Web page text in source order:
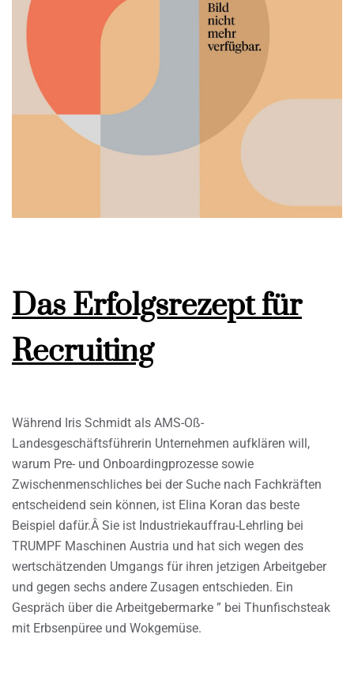
Das Erfolgsrezept für
Recruiting
Während Iris Schmidt als AMS-Oß-
Landesgeschäftsführerin Unternehmen aufklären will,
warum Pre- und Onboardingprozesse sowie
Zwischenmenschliches bei der Suche nach Fachkräften
entscheidend sein können, ist Elina Koran das beste
Beispiel dafür.Â Sie ist Industriekauffrau-Lehrling bei
TRUMPF Maschinen Austria und hat sich wegen des
wertschätzenden Umgangs für ihren jetzigen Arbeitgeber
und gegen sechs andere Zusagen entschieden. Ein
Gespräch über die Arbeitgebermarke ” bei Thunfischsteak
mit Erbsenpüree und Wokgemüse.